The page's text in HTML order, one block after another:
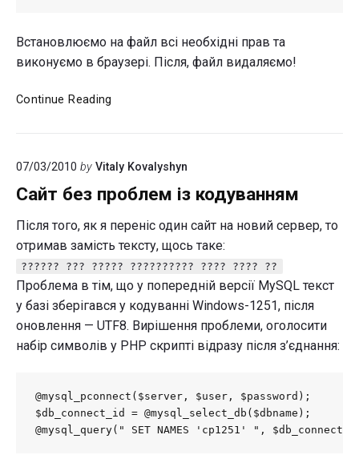
Встановлюємо на файл всі необхідні прав та
виконуємо в браузері. Після, файл видаляємо!
Continue Reading
форуму
phpBB
07/03/2010 by Vitaly Kovalyshyn
Сайт без проблем із кодуванням
Після того, як я переніс один сайт на новий сервер, то
отримав замість тексту, щось таке:
?????? ??? ????? ?????????? ???? ???? ??
Проблема в тім, що у попередній версії MySQL текст
у базі зберігався у кодуванні Windows-1251, після
оновлення — UTF8. Вирішення проблеми, оголосити
набір символів у PHP скрипті відразу після з’єднання:
@mysql_pconnect($server, $user, $password);
$db_connect_id = @mysql_select_db($dbname);
@mysql_query(" SET NAMES 'cp1251' ",